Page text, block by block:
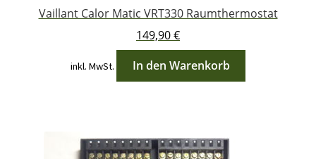
Vaillant Calor Matic VRT330 Raumthermostat
149,90€
inkl. MwSt. In den Warenkorb